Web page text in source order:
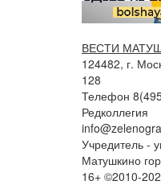
ВЕСТИ
124482, г.
128
Телефон
Редколлегия
Учредитель -
Матушкино
16+ ©2010-